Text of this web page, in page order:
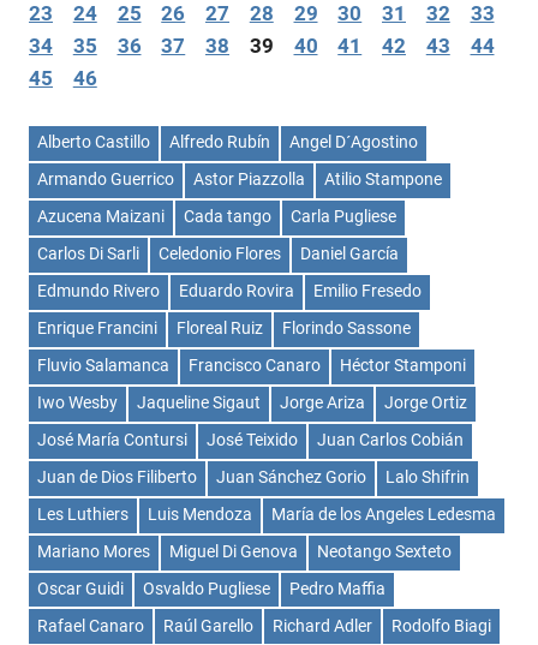
23
24 25 26 27 28 29 30 31 32
33
34
35 36 37 38 39 40 41 42 43
44
45
46
Alberto Castillo Alfredo Rubín
Angel D´Agostino
Armando Guerrico
Astor Piazzolla
Atilio Stampone
Azucena Maizani
Cada tango
Carla Pugliese
Carlos Di Sarli
Celedonio Flores
Daniel García
Edmundo Rivero
Eduardo Rovira
Emilio Fresedo
Enrique Francini
Floreal Ruiz
Florindo Sassone
Fluvio Salamanca
Francisco Canaro
Héctor Stamponi
Iwo Wesby
Jaqueline Sigaut Jorge Ariza
Jorge Ortiz
José María Contursi
José Teixido
Juan Carlos Cobián
Juan de Dios Filiberto
Juan Sánchez Gorio
Lalo Shifrin
Les Luthiers
Luis Mendoza
María de los Angeles Ledesma
Mariano Mores
Miguel Di Genova
Neotango Sexteto
Oscar Guidi
Osvaldo Pugliese
Pedro Maffia
Rafael Canaro
Raúl Garello Richard Adler
Rodolfo Biagi